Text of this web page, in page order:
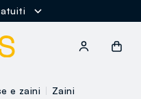
e zaini Zaini